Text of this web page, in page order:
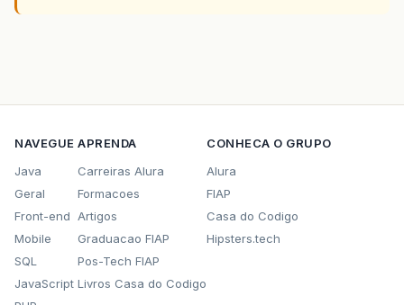
NAVEGUE
Java
Geral
Front-end
Mobile
SQL
JavaScript
APRENDA
Carreiras Alura
Formacoes
Artigos
Graduacao FIAP
Pos-Tech FIAP
Livros Casa do Codigo
CONHECA O GRUPO
Alura
FIAP
Casa do Codigo
Hipsters.tech